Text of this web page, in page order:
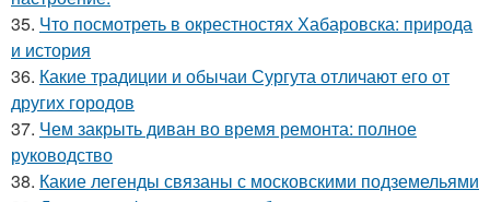
35. Что посмотреть в окрестностях Хабаровска: природа
и история
36. Какие традиции и обычаи Сургута отличают его от
других городов
37. Чем закрыть диван во время ремонта: полное
руководство
38. Какие легенды связаны с московскими подземельями